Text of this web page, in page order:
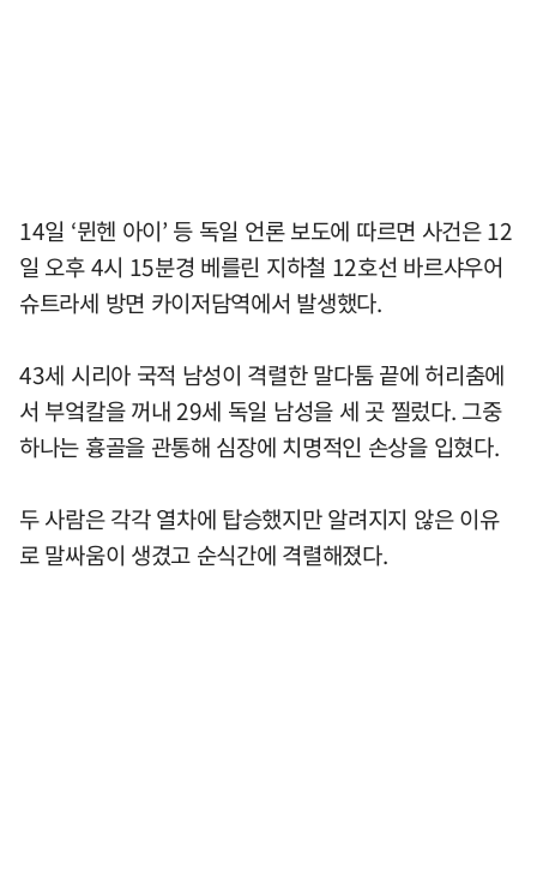
14일 ‘뮌헨 아이’ 등 독일 언론 보도에 따르면 사건은 12
일 오후 4시 15분경 베를린 지하철 12호선 바르샤우어
슈트라세 방면 카이저담역에서 발생했다.
43세 시리아 국적 남성이 격렬한 말다툼 끝에 허리춤에
서 부엌칼을 꺼내 29세 독일 남성을 세 곳 찔렀다. 그중
하나는 흉골을 관통해 심장에 치명적인 손상을 입혔다.
두 사람은 각각 열차에 탑승했지만 알려지지 않은 이유
로 말싸움이 생겼고 순식간에 격렬해졌다.